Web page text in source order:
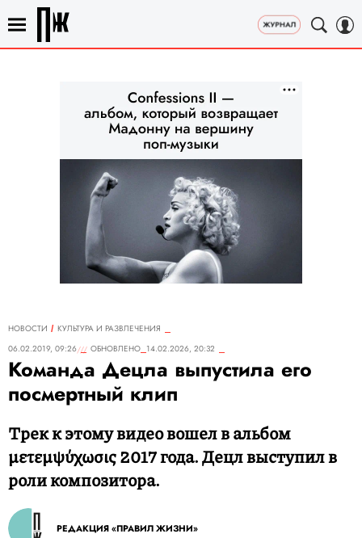
НОВОСТИ
КУЛЬТУРА И РАЗВЛЕЧЕНИЯ
06.02.2019, 09:26
ОБНОВЛЕНО 14.02.2026, 20:32
Команда Децла выпустила его
посмертный клип
Трек к этому видео вошел в альбом
μετεμψύχωσις 2017 года. Децл выступил в
роли композитора.
РЕДАКЦИЯ «ПРАВИЛ ЖИЗНИ»